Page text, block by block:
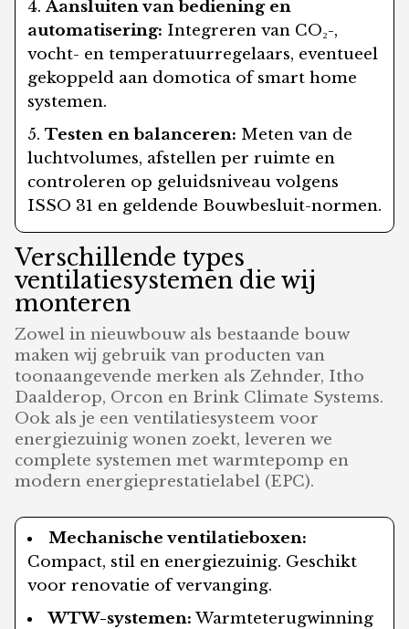
Aansluiten van bediening en
automatisering: Integreren van CO₂-,
vocht- en temperatuurregelaars, eventueel
gekoppeld aan domotica of smart home
systemen.
Testen en balanceren: Meten van de
luchtvolumes, afstellen per ruimte en
controleren op geluidsniveau volgens
ISSO 31 en geldende Bouwbesluit-normen.
Verschillende types
ventilatiesystemen die wij
monteren
Zowel in nieuwbouw als bestaande bouw
maken wij gebruik van producten van
toonaangevende merken als Zehnder, Itho
Daalderop, Orcon en Brink Climate Systems.
Ook als je een ventilatiesysteem voor
energiezuinig wonen zoekt, leveren we
complete systemen met warmtepomp en
modern energieprestatielabel (EPC).
Mechanische ventilatieboxen:
Compact, stil en energiezuinig. Geschikt
voor renovatie of vervanging.
WTW-systemen: Warmteterugwinning